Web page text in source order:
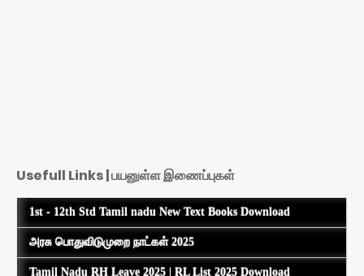
Usefull Links | பயனுள்ள இணைப்புகள்
1st - 12th Std Tamil nadu New Text Books Download
அரசு பொதுவிடுமுறை நாட்கள் 2025
Tamil Nadu RH Leave 2025 | RL List 2025 Download